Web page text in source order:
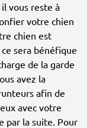
vous reste à
votre chien
chien est
sera bénéfique
de la garde
avez la
afin de
avec votre
par la suite. Pour